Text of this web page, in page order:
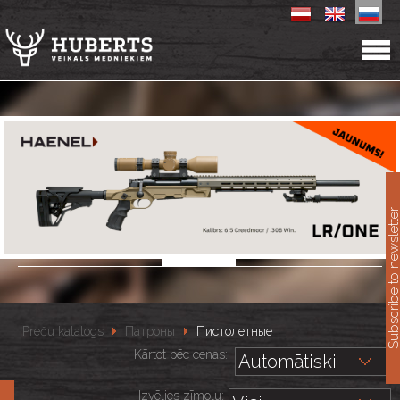
Preču katalogs Патроны
Пистолетные
Kārtot pēc cenas::
Izvēlies zīmolu:
Subscribe